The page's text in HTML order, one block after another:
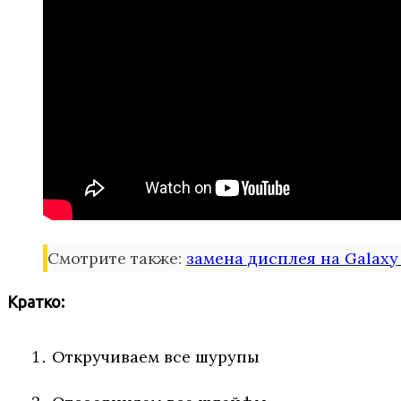
Смотрите также: замена дисплея на Galaxy
Кратко:
Откручиваем все шурупы